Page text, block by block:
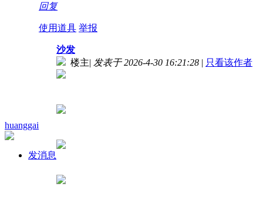
回复
使用道具 举报
huanggai
发消息
沙发
楼主| 发表于 2026-4-30 16:21:28 | 只看该作者